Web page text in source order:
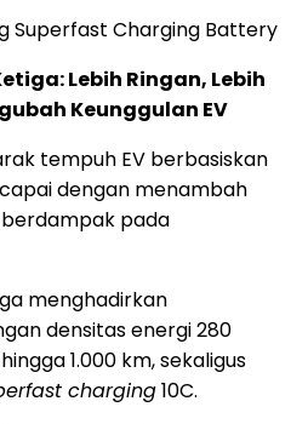
Superfast Charging Battery
Lebih Ringan, Lebih
Keunggulan EV
tempuh EV berbasiskan
dengan menambah
pada
menghadirkan
densitas energi 280
1.000 km, sekaligus
charging10C.